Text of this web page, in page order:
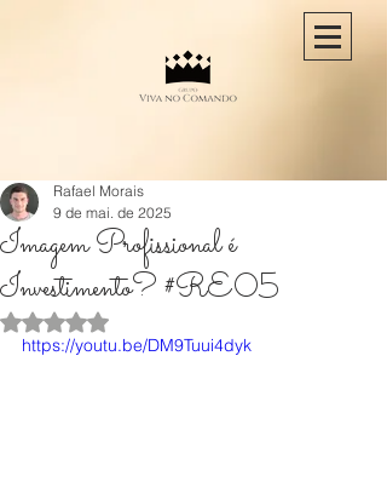
Imagem Profissional é
Investimento? #RE05
Rafael Morais
9 de mai. de 2025
Avaliado com NaN de 5 estrelas.
https://youtu.be/DM9Tuui4dyk